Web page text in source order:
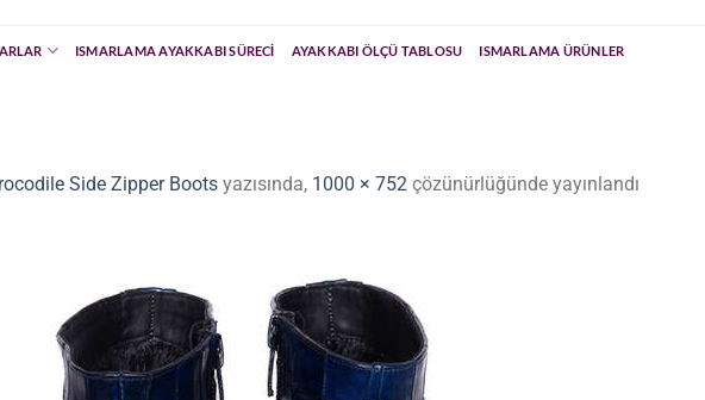
ISMARLAMA AYAKKABI SÜRECI AYAKKABI ÖLÇÜ TABLOSU ISMARLAMA ÜRÜNLER
Side Zipper Boots yazısında, 1000 × 752 çözünürlüğünde yayınlandı